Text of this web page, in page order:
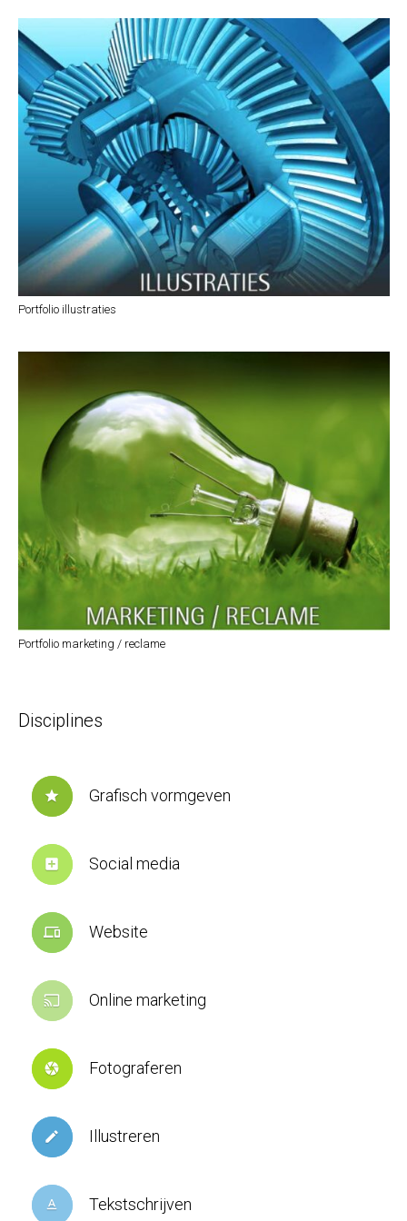
Portfolio illustraties
Portfolio marketing / reclame
Disciplines
star Grafisch vormgeven
add_box Social media
devices Website
cast Online marketing
camera Fotograferen
create Illustreren
text_format Tekstschrijven